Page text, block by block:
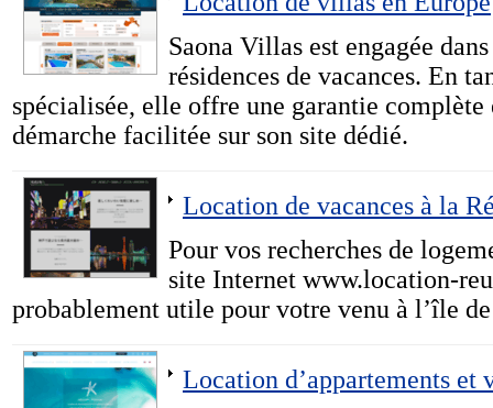
Saona Villas est engagée
résidences de vacances. En
spécialisée, elle offre une garantie complète
démarche facilitée sur son site dédié.
Location de vacances à la
Pour vos recherches de
site Internet www.location-
probablement utile pour votre venu à l’île
Location d’appartements